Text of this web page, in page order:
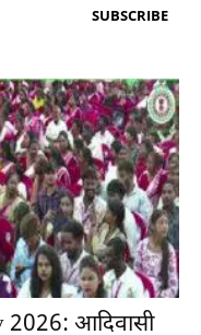
SUBSCRIBE
2026: आदिवासी